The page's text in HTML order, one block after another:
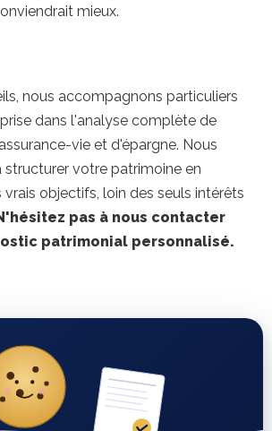
mieux.
nous accompagnons particuliers
dans l'analyse complète de
vie et d'épargne. Nous
structurer votre patrimoine en
objectifs, loin des seuls intérêts
pas à nous contacter
patrimonial personnalisé.
d’un conseil
personnalisé ?